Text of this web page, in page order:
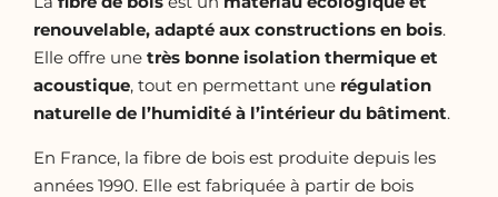
renouvelable, adapté aux constructions en bois.
Elle offre une très bonne isolation thermique et
acoustique, tout en permettant une régulation
naturelle de l’humidité à l’intérieur du bâtiment.
En France, la fibre de bois est produite depuis les
années 1990. Elle est fabriquée à partir de bois